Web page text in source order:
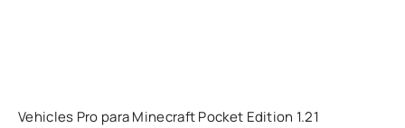
Vehicles Pro para Minecraft Pocket Edition 1.21